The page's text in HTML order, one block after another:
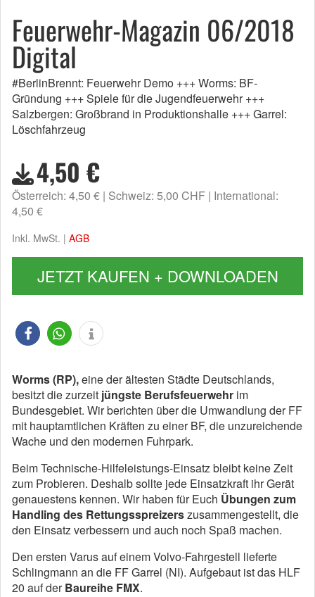
Feuerwehr-Magazin 06/2018
Digital
#BerlinBrennt: Feuerwehr Demo +++ Worms: BF-
Gründung +++ Spiele für die Jugendfeuerwehr +++
Salzbergen: Großbrand in Produktionshalle +++ Garrel:
Löschfahrzeug
4,50 €
Österreich: 4,50 € Schweiz: 5,00 CHF International:
4,50 €
Inkl. MwSt. | AGB
JETZT KAUFEN + DOWNLOADEN
Worms (RP),eine der ältesten Städte Deutschlands,
besitzt die zurzeit jüngste Berufsfeuerwehr im
Bundesgebiet. Wir berichten über die Umwandlung der FF
mit hauptamtlichen Kräften zu einer BF, die unzureichende
Wache und den modernen Fuhrpark.
Beim Technische-Hilfeleistungs-Einsatz bleibt keine Zeit
zum Probieren. Deshalb sollte jede Einsatzkraft ihr Gerät
genauestens kennen. Wir haben für Euch Übungen zum
Handling des Rettungsspreizerszusammengestellt, die
den Einsatz verbessern und auch noch Spaß machen.
Den ersten Varus auf einem Volvo-Fahrgestell lieferte
Schlingmann an die FF Garrel (NI). Aufgebaut ist das HLF
20 auf derBaureihe FMX.